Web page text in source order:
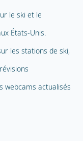
le ski et le
États-Unis.
les stations de ski,
webcams actualisés